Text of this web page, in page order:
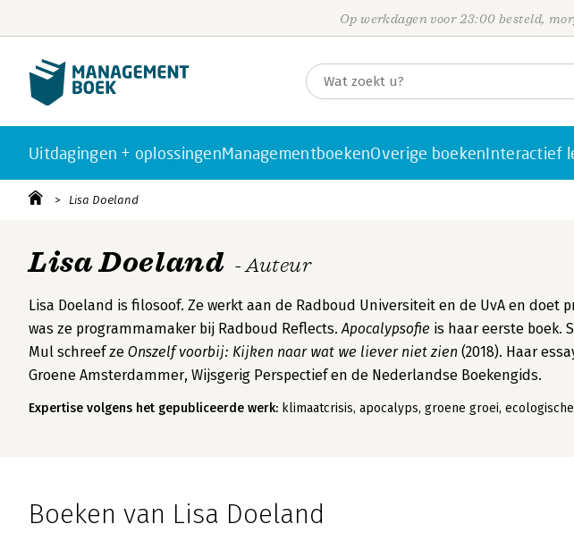
Op werkdagen voor 23:00 besteld,
Uitdagingen + oplossingenManagementboekenOverige boekenInteractief
Lisa Doeland
Lisa Doeland - Auteur
Lisa Doeland is filosoof. Ze werkt aan de Radboud Universiteit en de UvA en doet
was ze programmamaker bij Radboud Reflects.Apocalypsofie is haar eerste boek.
Mul schreef ze Onszelf voorbij: Kijken naar wat we liever niet zien (2018). Haar
Groene Amsterdammer, Wijsgerig Perspectief en de Nederlandse Boekengids.
Expertise volgens het gepubliceerde werk: klimaatcrisis, apocalyps, groene groei,
Boeken van Lisa Doeland